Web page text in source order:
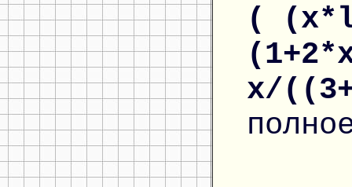
(
x/